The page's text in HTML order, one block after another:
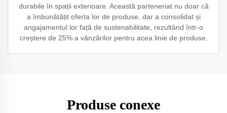
durabile în spații exterioare. Această parteneriat nu doar că
a îmbunătățit oferta lor de produse, dar a consolidat și
angajamentul lor față de sustenabilitate, rezultând într-o
creștere de 25% a vânzărilor pentru acea linie de produse.
Produse conexe